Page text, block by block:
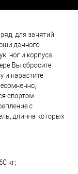
для занятий
данного
ног и корпуса.
Вы сбросите
и нарастите
спортом.
с
длинна которых
кг;